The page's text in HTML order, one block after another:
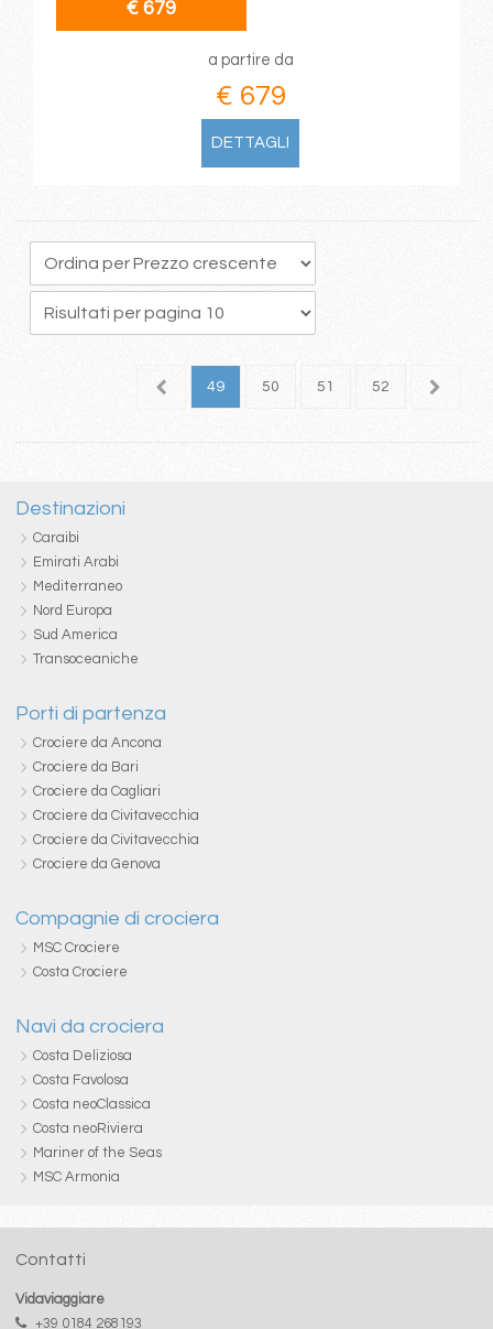
€ 679
a partire da
€ 679
DETTAGLI
48 49 50 51 52 53
Destinazioni
Caraibi
Emirati Arabi
Mediterraneo
Nord Europa
Sud America
Transoceaniche
Porti di partenza
Crociere da Ancona
Crociere da Bari
Crociere da Cagliari
Crociere da Civitavecchia
Crociere da Civitavecchia
Crociere da Genova
Compagnie di crociera
MSC Crociere
Costa Crociere
Navi da crociera
Costa Deliziosa
Costa Favolosa
Costa neoClassica
Costa neoRiviera
Mariner of the Seas
MSC Armonia
Contatti
Vidaviaggiare
+39 0184 268193